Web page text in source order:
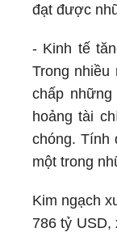
đạt được
- Kinh tế
Trong
chấp
hoảng tài
chóng. Tính
một trong
Kim ngạch
786 tỷ USD,